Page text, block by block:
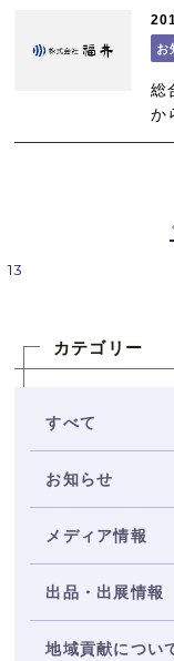
お
総
か
10
12
13
カテゴリー
すべて
お知らせ
メディア情報
出品・出展情報
地域貢献につい